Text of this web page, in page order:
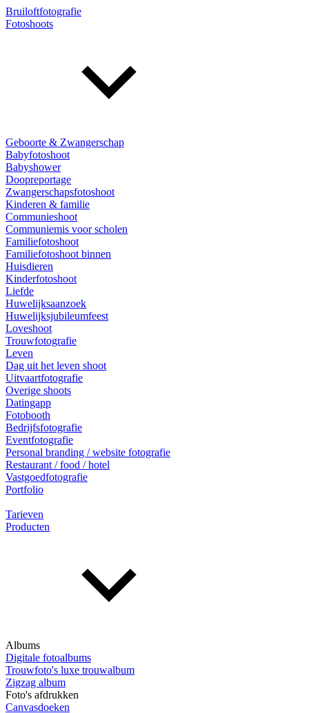
Bruiloftfotografie
Fotoshoots
Geboorte & Zwangerschap
Babyfotoshoot
Babyshower
Doopreportage
Zwangerschapsfotoshoot
Kinderen & familie
Communieshoot
Communiemis voor scholen
Familiefotoshoot
Familiefotoshoot binnen
Huisdieren
Kinderfotoshoot
Liefde
Huwelijksaanzoek
Huwelijksjubileumfeest
Loveshoot
Trouwfotografie
Leven
Dag uit het leven shoot
Uitvaartfotografie
Overige shoots
Datingapp
Fotobooth
Bedrijfsfotografie
Eventfotografie
Personal branding / website fotografie
Restaurant / food / hotel
Vastgoedfotografie
Portfolio
Tarieven
Producten
Albums
Digitale fotoalbums
Trouwfoto's luxe trouwalbum
Zigzag album
Foto's afdrukken
Canvasdoeken